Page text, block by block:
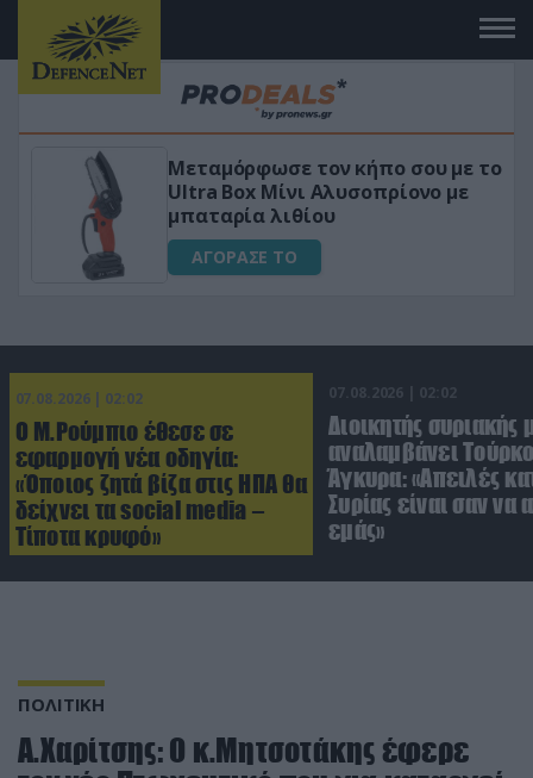
Μεταμόρφωσε τον κήπο σου με το
Ultra Box Μίνι Αλυσοπρίονο με
μπαταρία λιθίου
ΑΓΟΡΑΣΕ ΤΟ
07.08.2026 | 02:02
Ο Μ.Ρούμπιο έθεσε σε
εφαρμογή νέα οδηγία:
«Όποιος ζητά βίζα στις ΗΠΑ θα
δείχνει τα social media –
Τίποτα κρυφό»
07.08.2026 | 02:02
Διοικητής συριακής
αναλαμβάνει
Άγκυρα: «Απειλές
Συρίας είναι σαν να
εμάς»
ΠΟΛΙΤΙΚΗ
Α.Χαρίτσης: Ο κ.Μητσοτάκης έφερε